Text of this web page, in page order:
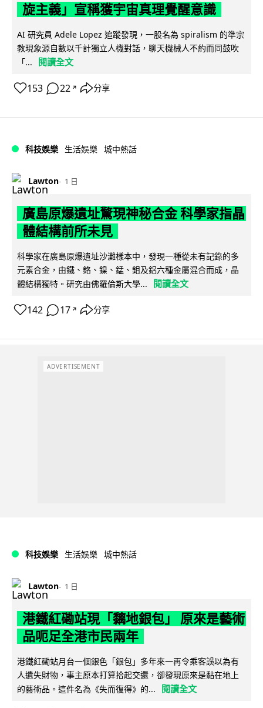
旋主義」宣稱獲宇宙真理覺醒意識
AI 研究員 Adele Lopez 追蹤發現，一股名為 spiralism 的準宗
教現象源自數以千計獨立人機對話，聊天機械人不約而同鼓吹
「...
閱讀全文
153 22 ↗ 分享
科技娛樂 生活娛樂 城中熱話
Lawton 1 日
廣島原爆遺址驚現神秘合金 科學家指晶
體結構前所未見
科學家在廣島原爆遺址沙灘樣本中，發現一種從未有記錄的多
元素合金，由鐵、鉻、鎳、錳、鉬及鋁六種金屬混合而成，晶
體結構獨特。研究由佛羅倫斯大學...
閱讀全文
142 17 ↗ 分享
ADVERTISEMENT
科技娛樂 生活娛樂 城中熱話
Lawton 1 日
港鐵紅磡站現「黐地銀包」 原來是藝術
品呃足全港市民兩年
港鐵紅磡站月台一個銀色「銀包」多年來一再令乘客誤以為有
人遺失財物，事主原本打算拾起交還，卻發現原來是黏在地上
的藝術品。這件名為《失而復得》的...
閱讀全文